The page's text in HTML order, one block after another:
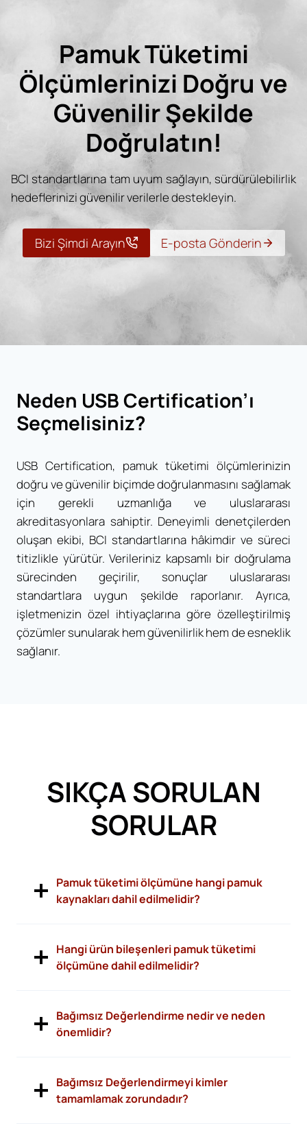
Pamuk Tüketimi
Ölçümlerinizi Doğru ve
Güvenilir Şekilde
Doğrulatın!
BCI standartlarına tam uyum sağlayın, sürdürülebilirlik
hedeflerinizi güvenilir verilerle destekleyin.
Bizi Şimdi Arayın E-posta Gönderin
Neden USB Certification’ı
Seçmelisiniz?
USB Certification, pamuk tüketimi ölçümlerinizin
doğru ve güvenilir biçimde doğrulanmasını sağlamak
için gerekli uzmanlığa ve uluslararası
akreditasyonlara sahiptir. Deneyimli denetçilerden
oluşan ekibi, BCI standartlarına hâkimdir ve süreci
titizlikle yürütür. Verileriniz kapsamlı bir doğrulama
sürecinden geçirilir, sonuçlar uluslararası
standartlara uygun şekilde raporlanır. Ayrıca,
işletmenizin özel ihtiyaçlarına göre özelleştirilmiş
çözümler sunularak hem güvenilirlik hem de esneklik
sağlanır.
SIKÇA SORULAN
SORULAR
Pamuk tüketimi ölçümüne hangi pamuk
kaynakları dahil edilmelidir?
Hangi ürün bileşenleri pamuk tüketimi
ölçümüne dahil edilmelidir?
Bağımsız Değerlendirme nedir ve neden
önemlidir?
Bağımsız Değerlendirmeyi kimler
tamamlamak zorundadır?